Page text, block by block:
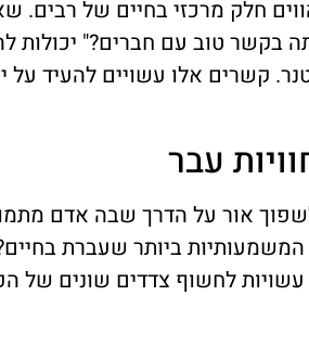
חלק מרכזי בחיים של רבים.
בקשר טוב עם חברים?" יכולות
קשרים אלו עשויים להעיד על
עבר
לשפוך אור על הדרך שבה אדם
המשמעותיות ביותר שעברת
לחשוף צדדים שונים של